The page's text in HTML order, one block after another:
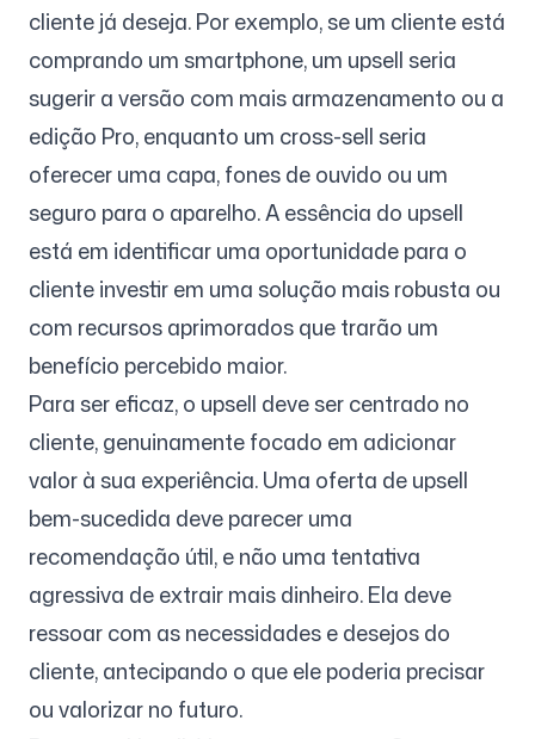
Entrar Cadastrar-se
cliente já deseja. Por exemplo, se um cliente está
comprando um smartphone, um upsell seria
sugerir a versão com mais armazenamento ou a
edição Pro, enquanto um cross-sell seria
oferecer uma capa, fones de ouvido ou um
seguro para o aparelho. A essência do upsell
está em identificar uma oportunidade para o
cliente investir em uma solução mais robusta ou
com recursos aprimorados que trarão um
benefício percebido maior.
Para ser eficaz, o upsell deve ser centrado no
cliente, genuinamente focado em adicionar
valor à sua experiência. Uma oferta de upsell
bem-sucedida deve parecer uma
recomendação útil, e não uma tentativa
agressiva de extrair mais dinheiro. Ela deve
ressoar com as necessidades e desejos do
cliente, antecipando o que ele poderia precisar
ou valorizar no futuro.